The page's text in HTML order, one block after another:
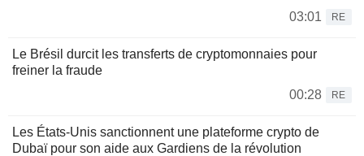
03:01
RE
Le Brésil durcit les transferts de cryptomonnaies pour
freiner la fraude
00:28
RE
Les États-Unis sanctionnent une plateforme crypto de
Dubaï pour son aide aux Gardiens de la révolution